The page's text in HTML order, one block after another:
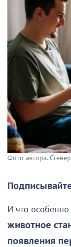
Фото автора.
И что
животное
появления